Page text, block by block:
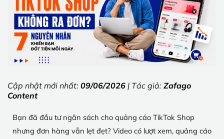
Cập nhật mới nhất: 09/06/2026 | Tác giả: Zafago
Content
Bạn đã đầu tư ngân sách cho quảng cáo TikTok Shop
nhưng đơn hàng vẫn lẹt đẹt? Video có lượt xem, quảng cáo